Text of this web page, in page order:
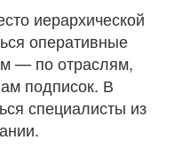
иерархической
оперативные
— по отраслям,
подписок. В
специалисты из